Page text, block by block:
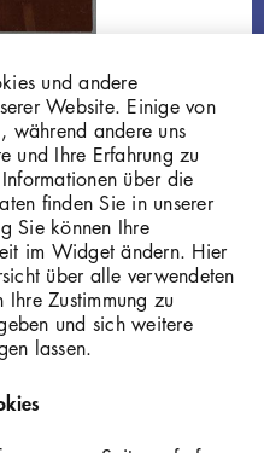
und andere
Website. Einige von
während andere uns
und Ihre Erfahrung zu
über die
finden Sie in unserer
Sie können Ihre
im Widget ändern. Hier
über alle verwendeten
Zustimmung zu
und sich weitere
lassen.